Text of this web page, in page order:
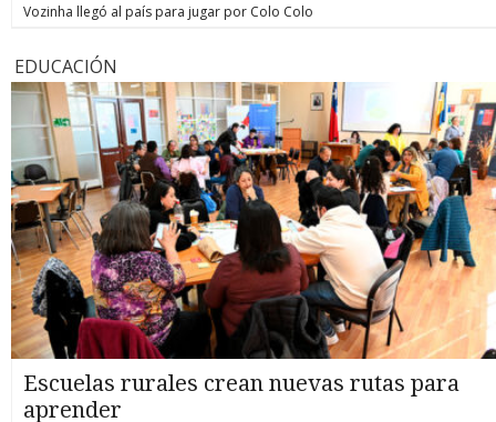
Vozinha llegó al país para jugar por Colo Colo
EDUCACIÓN
Escuelas rurales crean nuevas rutas para
aprender